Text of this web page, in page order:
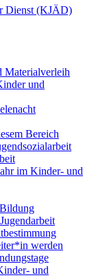
Dienst (KJÄD)
Materialverleih
und
Bereich
im Kinder- und
werden
und